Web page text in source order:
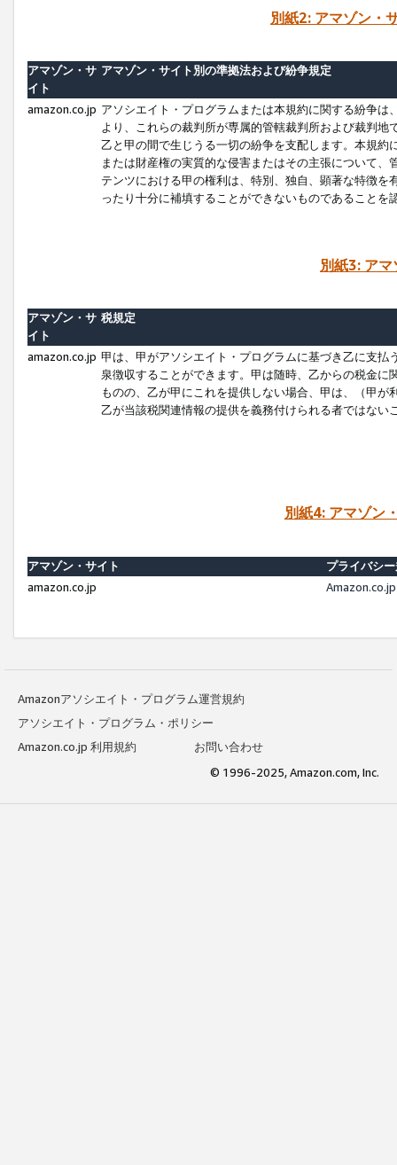
別紙2: アマゾン・
アマゾン・サ
イト
アマゾン・サイト別の準拠法および紛争規定
amazon.co.jp アソシエイト・プログラムまたは本規約に関する紛争
より、これらの裁判所が専属的管轄裁判所および裁判
乙と甲の間で生じうる一切の紛争を支配します。本規
または財産権の実質的な侵害またはその主張について
テンツにおける甲の権利は、特別、独自、顕著な特徴
ったり十分に補填することができないものであることを
別紙3: ア
アマゾン・サ
イト
税規定
amazon.co.jp 甲は、甲がアソシエイト・プログラムに基づき乙に支
泉徴収することができます。甲は随時、乙からの税金
ものの、乙が甲にこれを提供しない場合、甲は、（甲
乙が当該税関連情報の提供を義務付けられる者ではな
別紙4: アマゾン
アマゾン・サイト
プライバシ
amazon.co.jp
Amazonアソシエイト・プログラム運営規約
アソシエイト・プログラム・ポリシー
Amazon.co.jp 利用規約
お問い合わせ
© 1996-2025, Amazon.com, Inc.